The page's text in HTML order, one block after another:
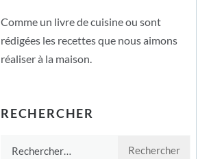
Comme un livre de cuisine ou sont
rédigées les recettes que nous aimons
réaliser à la maison.
RECHERCHER